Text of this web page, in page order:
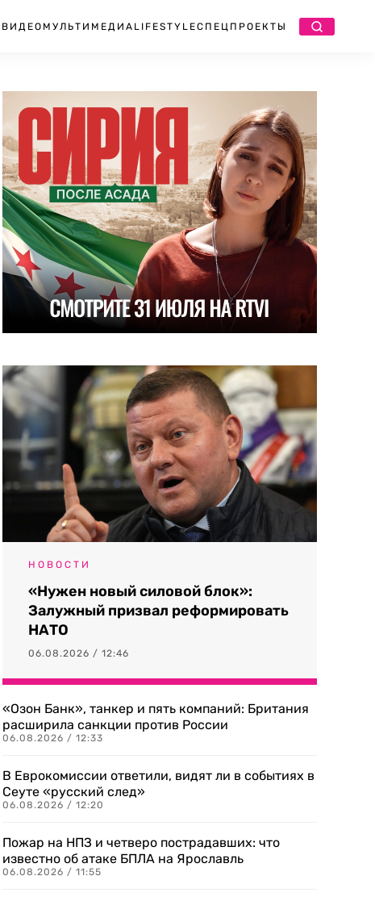
ВИДЕО МУЛЬТИМЕДИА LIFESTYLEСПЕЦПРОЕКТЫ
НОВОСТИ
«Нужен новый силовой блок»:
Залужный призвал реформировать
НАТО
06.08.2026 / 12:46
«Озон Банк», танкер и пять компаний: Британия
расширила санкции против России
06.08.2026 / 12:33
В Еврокомиссии ответили, видят ли в событиях в
Сеуте «русский след»
06.08.2026 / 12:20
Пожар на НПЗ и четверо пострадавших: что
известно об атаке БПЛА на Ярославль
06.08.2026 / 11:55